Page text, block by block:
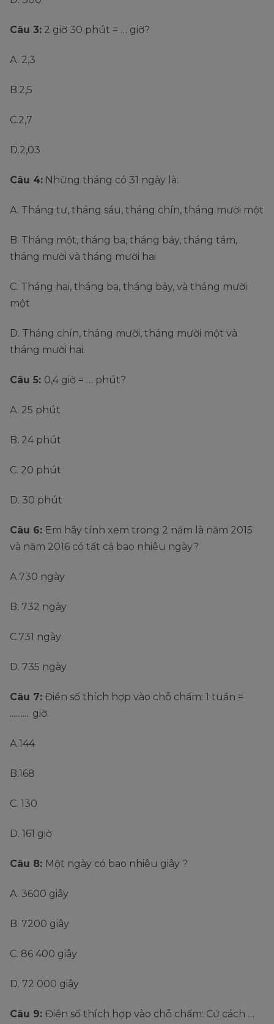
Câu 3: 2 giờ 30 phút = … giờ?
A. 2,3
B.2,5
C.2,7
D.2,03
Câu 4: Những tháng có 31 ngày là:
A. Tháng tư, tháng sáu, tháng chín, tháng mười một
B. Tháng một, tháng ba, tháng bảy, tháng tám,
tháng mười và tháng mười hai
C. Tháng hai, tháng ba, tháng bảy, và tháng mười
một
D. Tháng chín, tháng mười, tháng mười một và
tháng mười hai.
Câu 5: 0,4 giờ = … phút?
A. 25 phút
B. 24 phút
C. 20 phút
D. 30 phút
Câu 6: Em hãy tính xem trong 2 năm là năm 2015
và năm 2016 có tất cả bao nhiêu ngày?
A.730 ngày
B. 732 ngày
C.731 ngày
D. 735 ngày
Câu 7: Điền số thích hợp vào chỗ chấm: 1 tuần =
........... giờ.
A.144
B.168
C. 130
D. 161 giờ
Câu 8: Một ngày có bao nhiêu giây ?
A. 3600 giây
B. 7200 giây
C. 86 400 giây
D. 72 000 giây
Câu 9: Điền số thích hợp vào chỗ chấm: Cứ cách …